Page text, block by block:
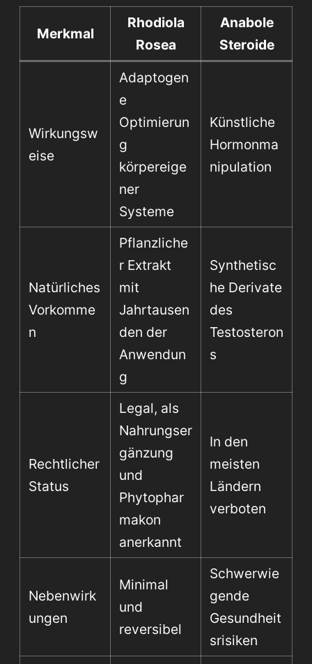
Merkmal
Rhodiola
Rosea
Anabole
Steroide
Wirkungsw
eise
Adaptogen
e
Optimierun
g
körpereige
ner
Systeme
Künstliche
Hormonma
nipulation
Natürliches
Vorkomme
n
Pflanzliche
r Extrakt
mit
Jahrtausen
den der
Anwendun
g
Synthetisc
he Derivate
des
Testosteron
s
Rechtlicher
Status
Legal, als
Nahrungser
gänzung
und
Phytophar
makon
anerkannt
In den
meisten
Ländern
verboten
Nebenwirk
ungen
Minimal
und
reversibel
Schwerwie
gende
Gesundheit
srisiken